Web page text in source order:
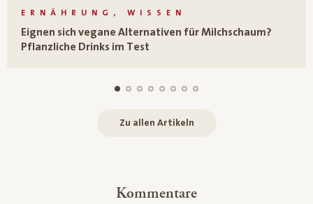
ERNÄHRUNG, WISSEN
Eignen sich vegane Alternativen für Milchschaum?
Pflanzliche Drinks im Test
Zu allen Artikeln
Kommentare